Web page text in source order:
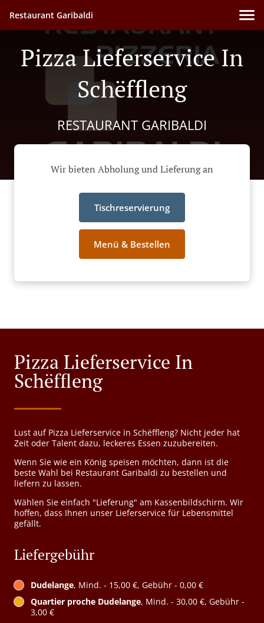
Restaurant Garibaldi
Pizza Lieferservice In
Schëffleng
RESTAURANT GARIBALDI
Wir bieten Abholung und Lieferung an
Tischreservierung
Menü & Bestellen
Pizza Lieferservice In
Schëffleng
Lust auf Pizza Lieferservice in Schëffleng? Nicht jeder hat
Zeit oder Talent dazu, leckeres Essen zuzubereiten.
Wenn Sie wie ein König speisen möchten, dann ist die
beste Wahl bei Restaurant Garibaldi zu bestellen und
liefern zu lassen.
Wählen Sie einfach "Lieferung" am Kassenbildschirm. Wir
hoffen, dass Ihnen unser Lieferservice für Lebensmittel
gefällt.
Liefergebühr
Dudelange, Mind. - 15,00 €, Gebühr - 0,00 €
Quartier proche Dudelange, Mind. - 30,00 €, Gebühr -
3,00 €